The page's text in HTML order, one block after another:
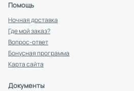
Помощь
Ночная доставка
Где мой заказ?
Вопрос-ответ
Бонусная программа
Карта сайта
Документы